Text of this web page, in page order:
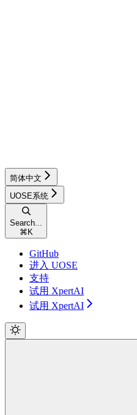
简体中文
UOSE系统
Search...
⌘ K
GitHub
进入 UOSE
支持
试用 XpertAI
试用 XpertAI